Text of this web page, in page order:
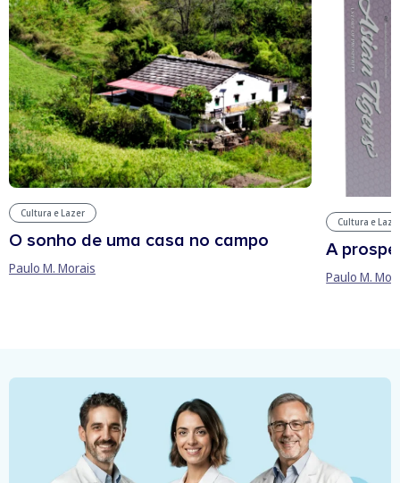
Cultura e Lazer
O sonho de uma casa no campo
Paulo M. Morais
Cultura e
A
Paulo M.